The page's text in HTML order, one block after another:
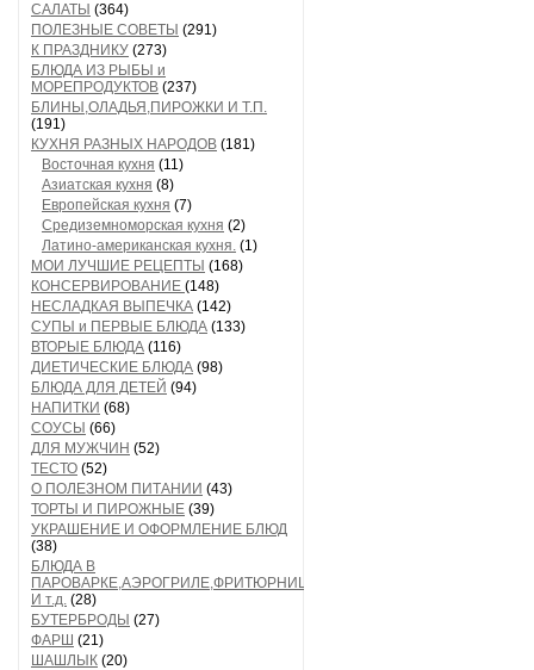
САЛАТЫ (364)
ПОЛЕЗНЫЕ СОВЕТЫ (291)
К ПРАЗДНИКУ (273)
БЛЮДА ИЗ РЫБЫ и
МОРЕПРОДУКТОВ (237)
БЛИНЫ,ОЛАДЬЯ,ПИРОЖКИ И Т.П.
(191)
КУХНЯ РАЗНЫХ НАРОДОВ (181)
Восточная кухня (11)
Азиатская кухня (8)
Европейская кухня (7)
Средиземноморская кухня (2)
Латино-американская кухня. (1)
МОИ ЛУЧШИЕ РЕЦЕПТЫ (168)
КОНСЕРВИРОВАНИЕ (148)
НЕСЛАДКАЯ ВЫПЕЧКА (142)
СУПЫ и ПЕРВЫЕ БЛЮДА (133)
ВТОРЫЕ БЛЮДА (116)
ДИЕТИЧЕСКИЕ БЛЮДА (98)
БЛЮДА ДЛЯ ДЕТЕЙ (94)
НАПИТКИ (68)
СОУСЫ (66)
ДЛЯ МУЖЧИН (52)
ТЕСТО (52)
О ПОЛЕЗНОМ ПИТАНИИ (43)
ТОРТЫ И ПИРОЖНЫЕ (39)
УКРАШЕНИЕ И ОФОРМЛЕНИЕ БЛЮД
(38)
БЛЮДА В
ПАРОВАРКЕ,АЭРОГРИЛЕ,ФРИТЮРНИЦЕ
И т.д. (28)
БУТЕРБРОДЫ (27)
ФАРШ (21)
ШАШЛЫК (20)